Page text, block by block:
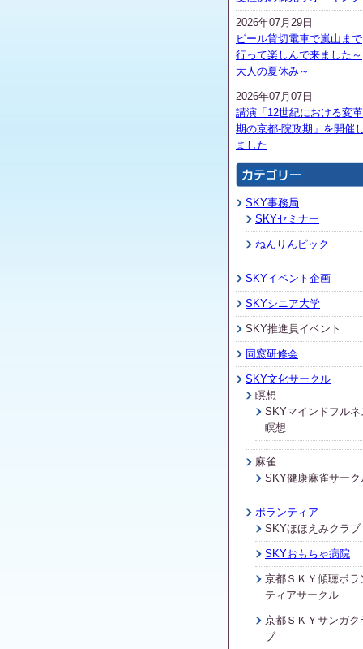
2026年07月29日
ビール貸切電車で嵐山まで
行って楽しんで来ました～
大人の夏休み～
2026年07月07日
講演「12世紀における変革
期の京都-院政期」を開催し
ました
SKY事務局
SKYセミナー
ねんりんピック
SKYイベント企画
SKYシニア大学
SKY推進員イベント
同窓研修会
SKY文化サークル
瞑想
SKYマインドフルネ
瞑想
麻雀
SKY健康麻雀サーク
ボランティア
SKYほほえみクラブ
SKYおもちゃ病院
京都ＳＫＹ傾聴ボラ
ティアサークル
京都ＳＫＹサンガク
ブ